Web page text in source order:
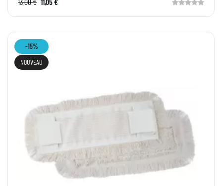
-15%
NOUVEAU